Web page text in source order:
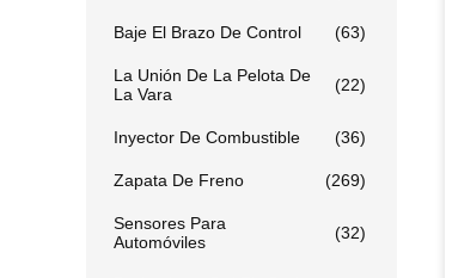
Baje El Brazo De Control (63)
La Unión De La Pelota De
La Vara
(22)
Inyector De Combustible (36)
Zapata De Freno (269)
Sensores Para
Automóviles
(32)